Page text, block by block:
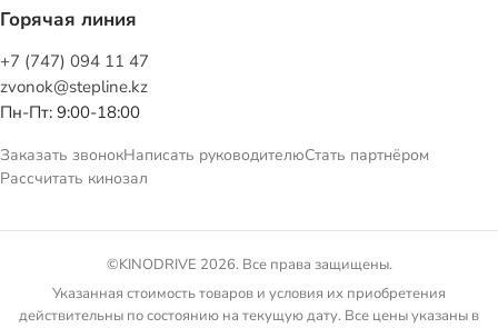
Горячая линия
+7 (747) 094 11 47
zvonok@stepline.kz
Пн-Пт: 9:00-18:00
Заказать звонокНаписать руководителюСтать партнёром
Рассчитать кинозал
©KINODRIVE 2026. Все права защищены.
Указанная стоимость товаров и условия их приобретения
действительны по состоянию на текущую дату. Все цены указаны в